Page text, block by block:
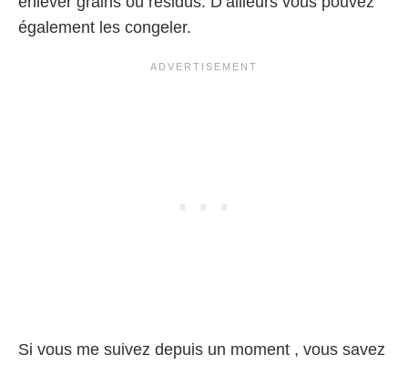
également les congeler.
Si vous me suivez depuis un moment , vous savez